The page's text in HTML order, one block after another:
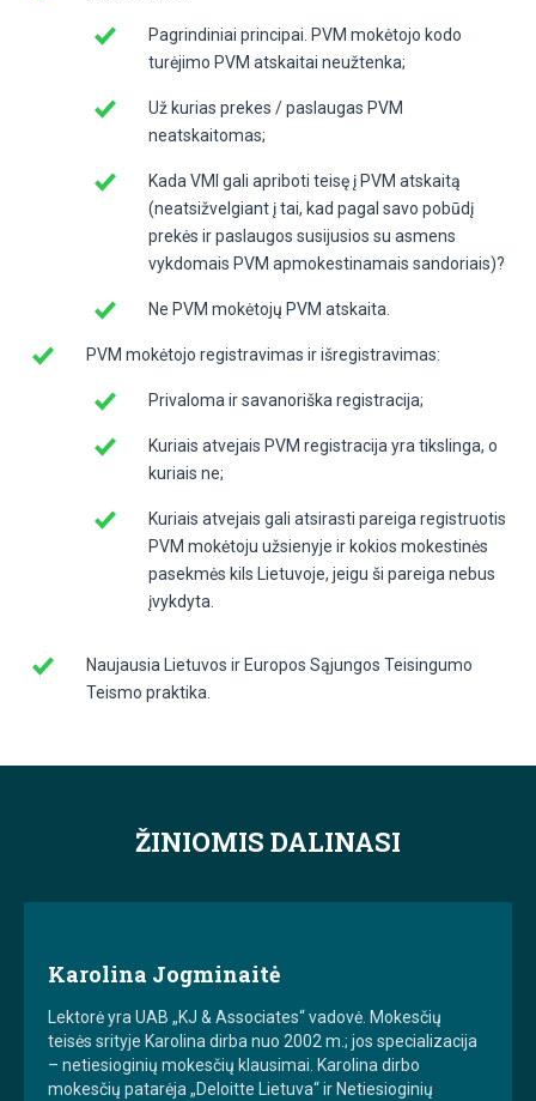
Pagrindiniai principai. PVM mokėtojo kodo
turėjimo PVM atskaitai neužtenka;
Už kurias prekes / paslaugas PVM
neatskaitomas;
Kada VMI gali apriboti teisę į PVM atskaitą
(neatsižvelgiant į tai, kad pagal savo pobūdį
prekės ir paslaugos susijusios su asmens
vykdomais PVM apmokestinamais sandoriais)?
Ne PVM mokėtojų PVM atskaita.
PVM mokėtojo registravimas ir išregistravimas:
Privaloma ir savanoriška registracija;
Kuriais atvejais PVM registracija yra tikslinga, o
kuriais ne;
Kuriais atvejais gali atsirasti pareiga registruotis
PVM mokėtoju užsienyje ir kokios mokestinės
pasekmės kils Lietuvoje, jeigu ši pareiga nebus
įvykdyta.
Naujausia Lietuvos ir Europos Sąjungos Teisingumo
Teismo praktika.
ŽINIOMIS DALINASI
Karolina Jogminaitė
Lektorė yra UAB „KJ & Associates“ vadovė. Mokesčių
teisės srityje Karolina dirba nuo 2002 m.; jos specializacija
– netiesioginių mokesčių klausimai. Karolina dirbo
mokesčių patarėja „Deloitte Lietuva“ ir Netiesioginių